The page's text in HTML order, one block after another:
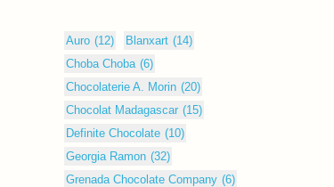
Auro (12) Blanxart (14)
Choba Choba (6)
Chocolaterie A. Morin (20)
Chocolat Madagascar (15)
Definite Chocolate (10)
Georgia Ramon (32)
Grenada Chocolate Company (6)